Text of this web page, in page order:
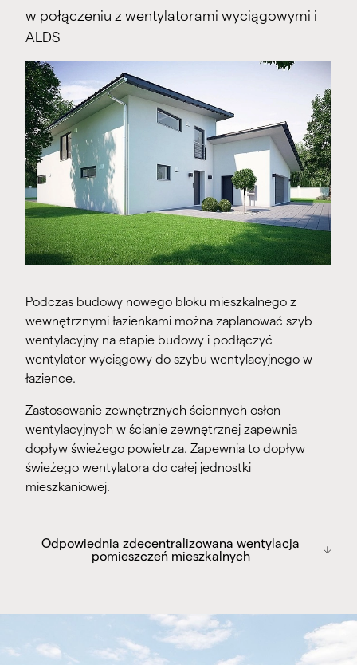
studzienka D13 Wentylator rewersyjny
w połączeniu z wentylatorami wyciągowymi i
ALDS
Podczas budowy nowego bloku mieszkalnego z
wewnętrznymi łazienkami można zaplanować szyb
wentylacyjny na etapie budowy i podłączyć
wentylator wyciągowy do szybu wentylacyjnego w
łazience.
Zastosowanie zewnętrznych ściennych osłon
wentylacyjnych w ścianie zewnętrznej zapewnia
dopływ świeżego powietrza. Zapewnia to dopływ
świeżego wentylatora do całej jednostki
mieszkaniowej.
wentylacja pomieszczeń mieszkalnych
Nawiewnik jednorurowy x-well A21
x-komora ALD11 Zewnętrzny nawiewnik ścienny
Odpowiednia zdecentralizowana wentylacja
pomieszczeń mieszkalnych